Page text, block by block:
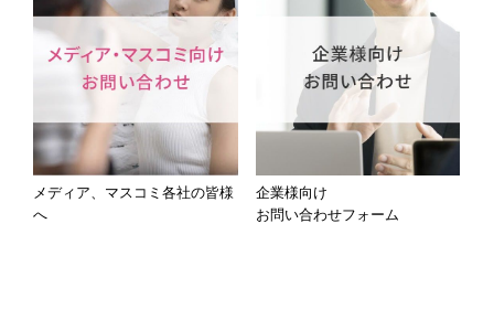
メディア、マスコミ各社の皆様
へ
企業様向け
お問い合わせフォーム